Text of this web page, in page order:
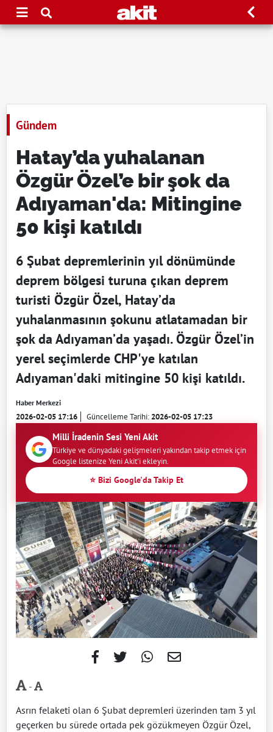
Gündem
Hatay’da yuhalanan
Özgür Özel’e bir şok da
Adıyaman'da: Mitingine
50 kişi katıldı
6 Şubat depremlerinin yıl dönümünde
deprem bölgesi turuna çıkan deprem
turisti Özgür Özel, Hatay’da
yuhalanmasının şokunu atlatamadan bir
şok da Adıyaman’da yaşadı. Özgür Özel’in
yerel seçimlerde CHP'ye katılan
Adıyaman'daki mitingine 50 kişi katıldı.
Haber Merkezi
2026-02-05 17:16 Güncelleme Tarihi:2026-02-05 17:23
Milli İradenin Sesi Yeni Akit
Türkiye ve dünyadaki gelişmeleri yakından takip etmek için
Google listenize Yeni Akit'i ekleyin.
⭐ Bizi Google'da Takip Et
-
Asrın felaketi olan 6 Şubat depremleri üzerinden tam 3 yıl
geçerken bu sürede ortada pek gözükmeyen Özgür Özel,